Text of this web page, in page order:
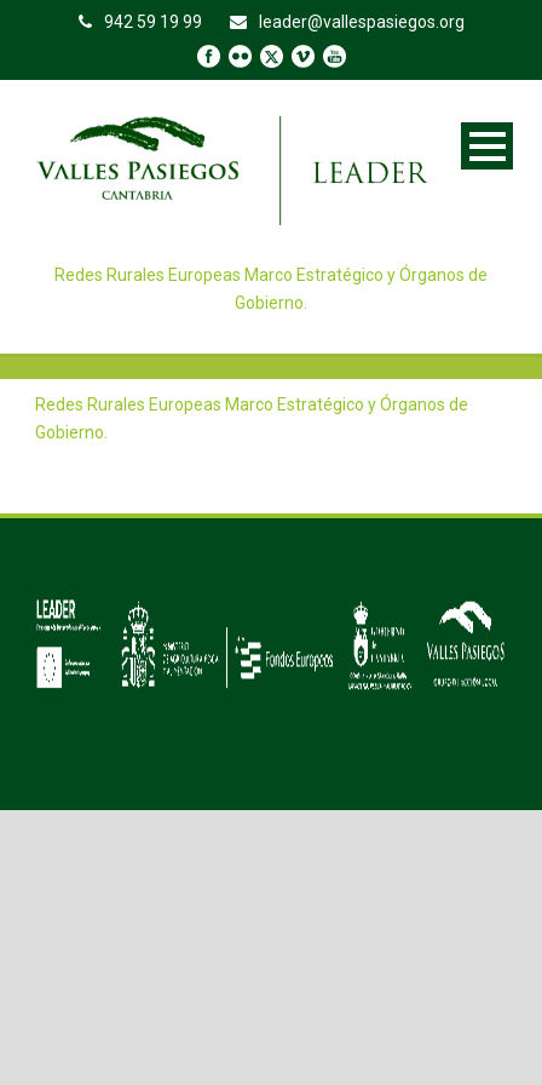
942 59 19 99 leader@vallespasiegos.org
Redes Rurales Europeas Marco Estratégico y Órganos de
Gobierno.
Redes Rurales Europeas Marco Estratégico y Órganos de
Gobierno.